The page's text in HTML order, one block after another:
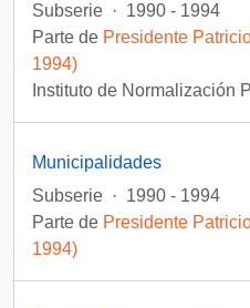
Subserie · 1990 - 1994
Parte de Presidente
1994)
Instituto de Normalización
Municipalidades
Subserie · 1990 - 1994
Parte de Presidente
1994)